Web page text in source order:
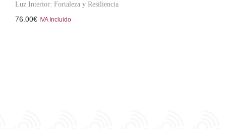
Luz Interior: Fortaleza y Resiliencia
76.00€ IVA Incluido